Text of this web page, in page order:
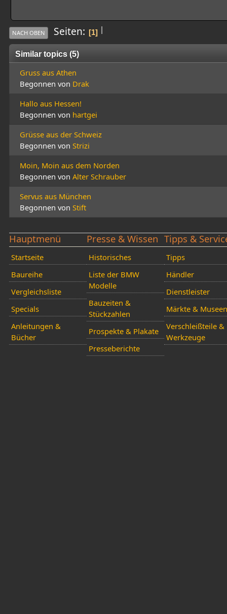
|
NACH OBEN Seiten 1
Similar topics (5)
Gruss aus Athen
Begonnen von Drak
Hallo aus Hessen!
Begonnen von hartgei
Grüsse aus der Schweiz
Begonnen von Strizi
Moin, Moin aus dem Norden
Begonnen von Alter Schrauber
Servus aus München
Begonnen von Stift
Hauptmenü
Startseite
Baureihe
Vergleichsliste
Specials
Anleitungen &
Bücher
Presse & Wissen
Historisches
Liste der BMW
Modelle
Bauzeiten &
Stückzahlen
Prospekte & Plakate
Presseberichte
Tipps &
Tipps
Händler
Dienstleister
Märkte & Museen
Verschleißteile &
Werkzeuge